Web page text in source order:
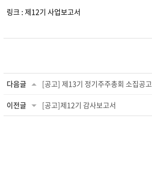
링크 : 제12기 사업보고서
다음글 [공고] 제13기 정기주주총회 소집공고
이전글 [공고]제12기 감사보고서